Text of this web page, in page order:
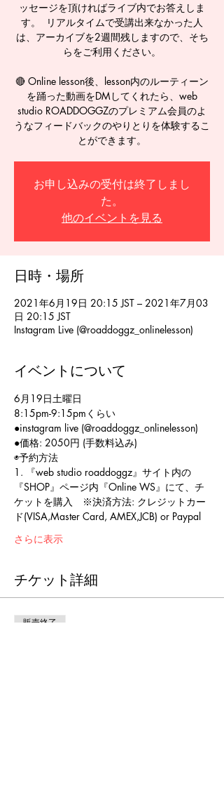
ッセージを頂ければライブ内でお答えしま
す。 リアルタイムで受講出来なかった人
は、アーカイブを2週間残しますので、そち
らをご利用ください。
🔴 Online lesson後、lesson内のルーティーン
を踊った動画をDMしてくれたら、web
studio ROADDOGGZのプレミアム会員のよ
うなフィードバックのやりとりを体験するこ
とができます。
お申し込みの受付は終了しまし
た。
他のイベントを見る
日時・場所
2021年6月19日 20:15 JST – 2021年7月03
日 20:15 JST
Instagram Live (@roaddoggz_onlinelesson)
イベントについて
6月19日土曜日
8:15pm-9:15pmくらい
●instagram live (@roaddoggz_onlinelesson)
●価格: 2050円 (手数料込み)
◉予約方法
1. 『web studio roaddoggz』サイト内の
『SHOP』ページ内『Online WS』にて、チ
ケットを購入　※決済方法: クレジットカー
ド(VISA,Master Card, AMEX,JCB) or Paypal
さらに表示
チケット詳細
販売終了